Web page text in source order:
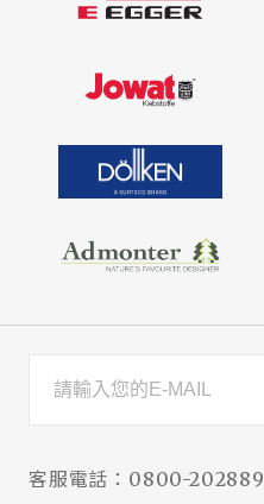
客服電話： 0800-202889